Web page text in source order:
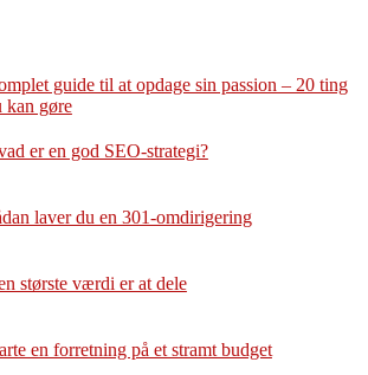
guide til at opdage sin passion – 20 ting
kan gøre
er en god SEO-strategi?
laver du en 301-omdirigering
største værdi er at dele
en forretning på et stramt budget